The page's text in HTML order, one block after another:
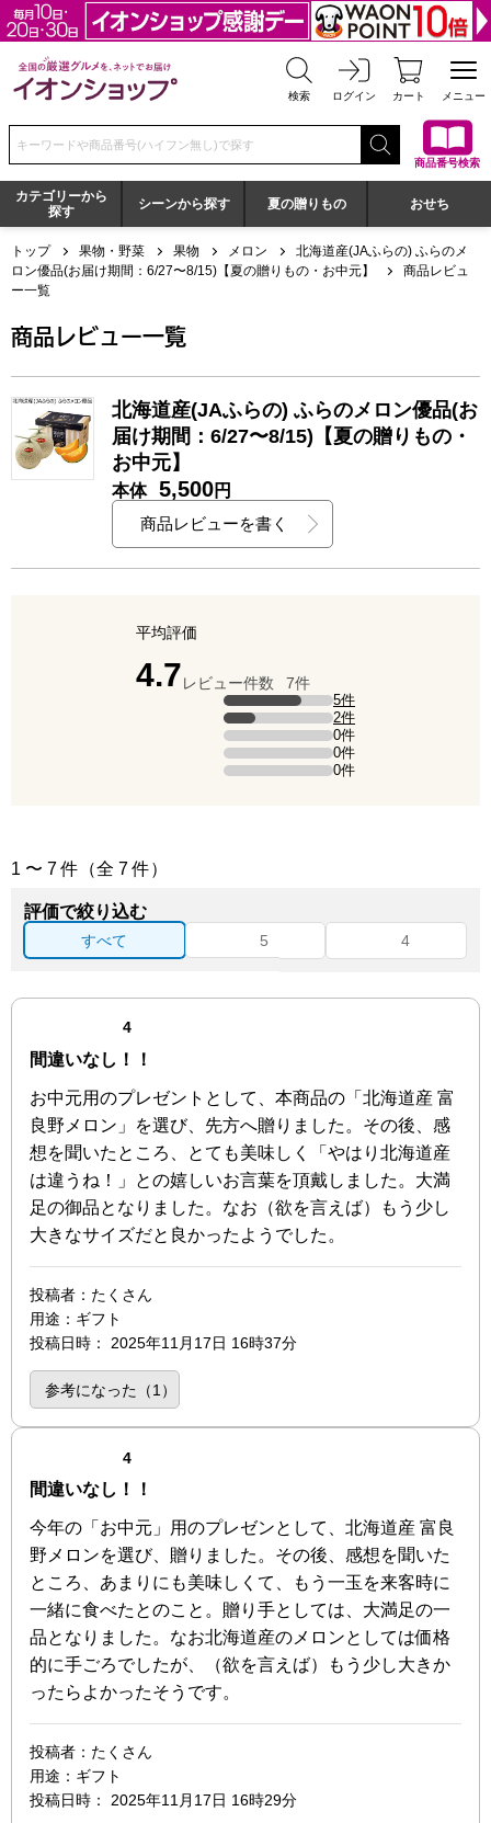
全国の厳選グルメを、ネットでお届け イオンショップ
検索 ログイン カート メニュー
検索キーワードまたは商品番号を入力してください
商品番号検索
カテゴリーから
探す
シーンから探す 夏の贈りもの おせち
トップ 果物・野菜 果物 メロン
北海道産(JAふらの) ふらのメ
ロン優品(お届け期間：6/27〜8/15)【夏の贈りもの・お中元】
商品レビュ
ー一覧
北海道産(JAふらの) ふらのメロン優品(お届け期間：6/27〜8/
商品レビュー一覧
北海道産(JAふらの) ふらのメロン優品(お
届け期間：6/27〜8/15)【夏の贈りもの・
お中元】
本体 5,500円
商品レビューを書く
平均評価
4.7点（5点満点中）
レビュー件数 7件
5点の評価は5件です（全体の71.4%）。
5件
4点の評価は2件です（全体の28.6%）。
2件
3点の評価は0件です。 0件
2点の評価は0件です。 0件
1点の評価は0件です。 0件
1 〜 7 件（全 7 件）
評価で絞り込む
すべて 5 4点の評価
4点（4点満点中）
間違いなし！！
お中元用のプレゼントとして、本商品の「北海道産 富
良野メロン」を選び、先方へ贈りました。その後、感
想を聞いたところ、とても美味しく「やはり北海道産
は違うね！」との嬉しいお言葉を頂戴しました。大満
足の御品となりました。なお（欲を言えば）もう少し
大きなサイズだと良かったようでした。
投稿者 ：たくさん
用途 ：ギフト
投稿日時 ： 2025年11月17日 16時37分
参考になった（1 ）
4点（4点満点中）
間違いなし！！
今年の「お中元」用のプレゼンとして、北海道産 富良
野メロンを選び、贈りました。その後、感想を聞いた
ところ、あまりにも美味しくて、もう一玉を来客時に
一緒に食べたとのこと。贈り手としては、大満足の一
品となりました。なお北海道産のメロンとしては価格
的に手ごろでしたが、（欲を言えば）もう少し大きか
ったらよかったそうです。
投稿者 ：たくさん
用途 ：ギフト
投稿日時 ： 2025年11月17日 16時29分